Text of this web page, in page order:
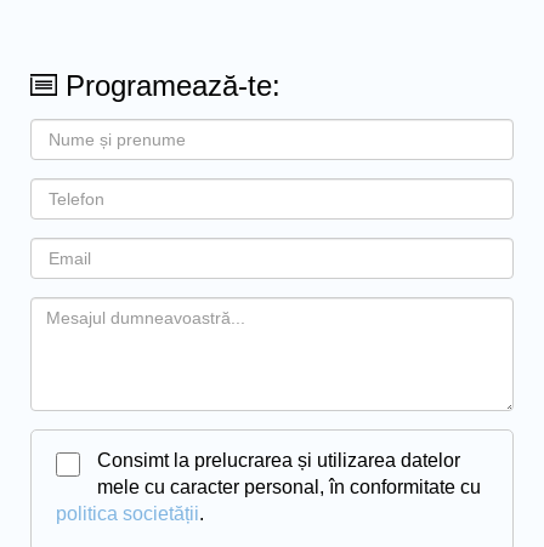
Programează-te:
Consimt la prelucrarea și utilizarea datelor
mele cu caracter personal, în conformitate cu
politica societății.